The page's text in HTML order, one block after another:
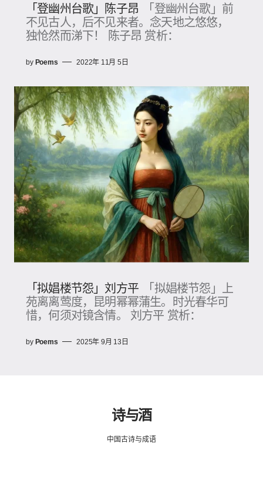
「登幽州台歌」陈子昂
「登幽州台歌」前
不见古人，后不见来者。念天地之悠悠，
独怆然而涕下！ 陈子昂 赏析：
by Poems 2022年 11月 5日
「拟娼楼节怨」刘方平
「拟娼楼节怨」上
苑离离莺度，昆明幂幂蒲生。时光春华可
惜，何须对镜含情。 刘方平 赏析：
by Poems 2025年 9月 13日
诗与酒
中国古诗与成语